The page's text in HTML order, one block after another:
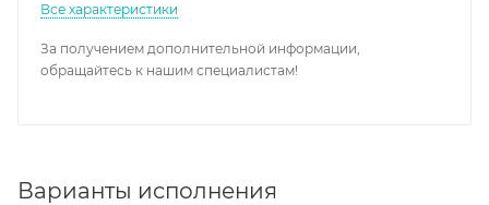
Все характеристики
За получением дополнительной информации,
обращайтесь к нашим специалистам!
Варианты исполнения